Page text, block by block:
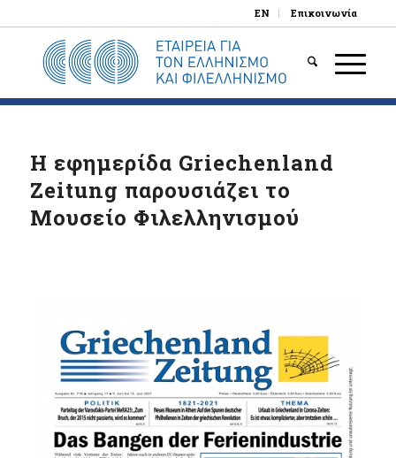
EN Επικοινωνία
Η εφημερίδα Griechenland
Zeitung παρουσιάζει το
Μουσείο Φιλελληνισμού